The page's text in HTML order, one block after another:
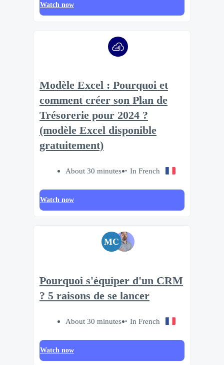
Watch now
Modèle Excel : Pourquoi et
comment créer son Plan de
Trésorerie pour 2024 ?
(modèle Excel disponible
gratuitement)
About 30 minutes In French
Watch now
MC
Pourquoi s'équiper d'un CRM
? 5 raisons de se lancer
About 30 minutes In French
Watch now